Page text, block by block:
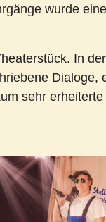
wurde
In
Dialoge,
sehr